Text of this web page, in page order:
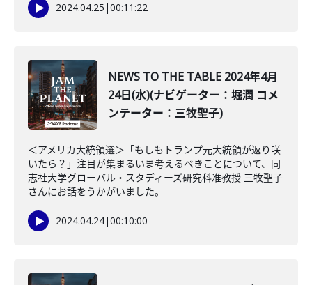
2024.04.25 |00:11:22
NEWS TO THE TABLE 2024年4月
24日(水)(ナビゲーター：堀潤 コメ
ンテーター：三牧聖子)
＜アメリカ大統領選＞「もしもトランプ元大統領が返り咲
いたら？」注目が集まるいま考えるべきことについて、同
志社大学グローバル・スタディーズ研究科准教授 三牧聖子
さんにお話をうかがいました。
2024.04.24|00:10:00